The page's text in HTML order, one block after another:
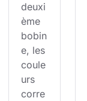
deuxi
ème
bobin
e, les
coule
urs
corre